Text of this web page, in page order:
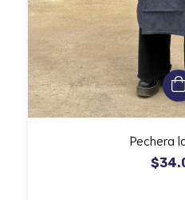
Pechera